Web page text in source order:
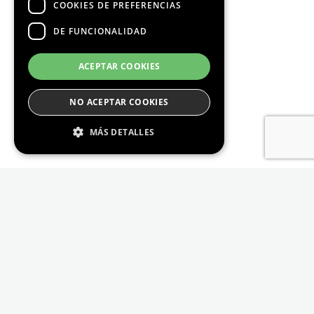
COOKIES DE PREFERENCIAS
DE FUNCIONALIDAD
ACEPTAR COOKIES
NO ACEPTAR COOKIES
MÁS DETALLES